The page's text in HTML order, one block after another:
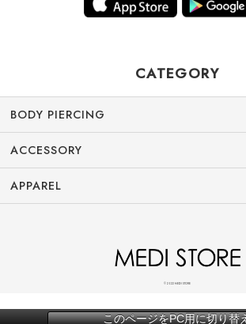
CATEGORY
BODY PIERCING
ACCESSORY
APPAREL
© 2022 MEDI STORE
このページをPC用に切り替